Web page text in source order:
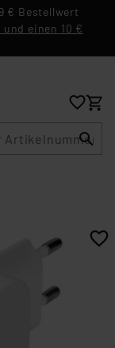
€ Bestellwert
einen 10 €